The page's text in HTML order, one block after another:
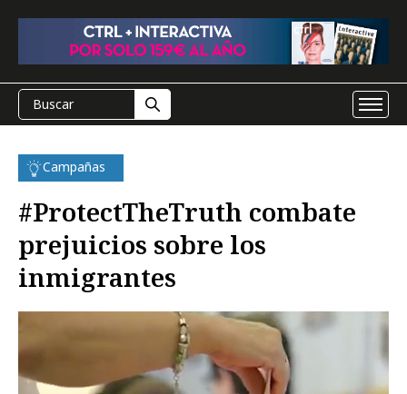
Campañas
#ProtectTheTruth combate
prejuicios sobre los
inmigrantes